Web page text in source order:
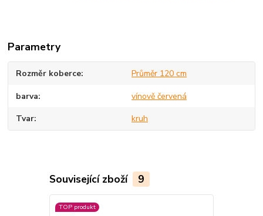
Parametry
Rozměr koberce Průměr 120 cm
barva vínově červená
Tvar kruh
Související zboží 9
TOP produkt